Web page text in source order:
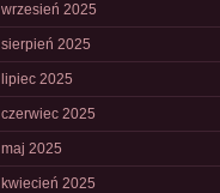
wrzesień 2025
sierpień 2025
lipiec 2025
czerwiec 2025
maj 2025
kwiecień 2025